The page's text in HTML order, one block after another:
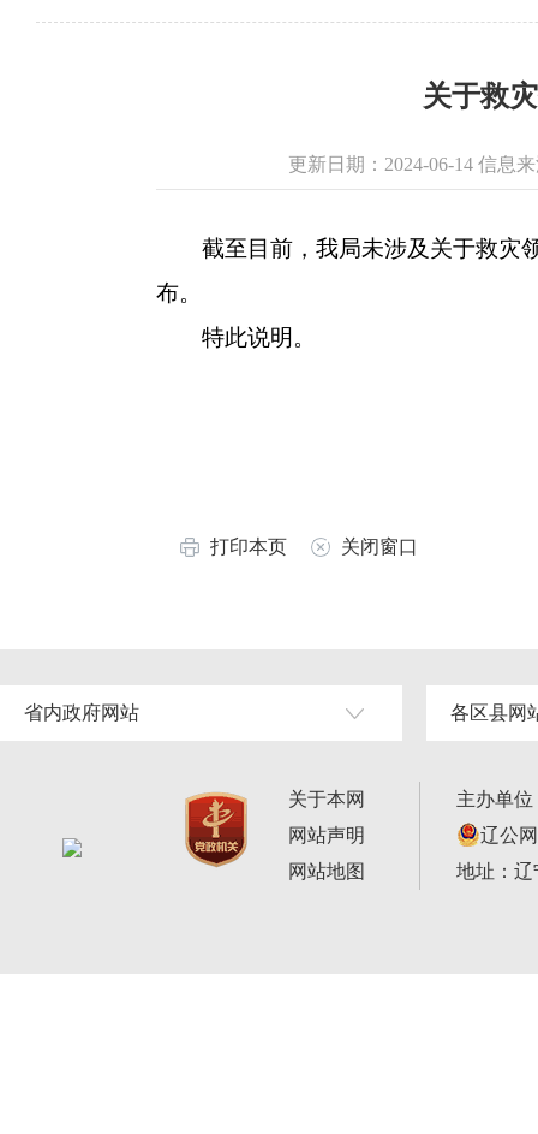
关于救
更新日期：2024-06-14 信息
截至目前，我局未涉及关于救灾领
布。
特此说明。
打印本页 关闭窗口
省内政府网站 各区县网
关于本网
网站声明
网站地图
主办单
辽公
地址：辽